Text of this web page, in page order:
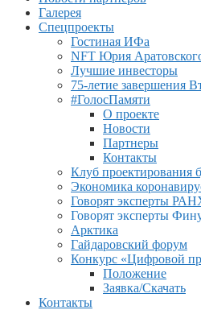
Галерея
Спецпроекты
Гостиная ИФа
NFT Юрия
Лучшие инвесторы
75-летие завершения
#ГолосПамяти
О проекте
Новости
Партнеры
Контакты
Клуб проектирования
Экономика
Говорят эксперты
Говорят эксперты
Арктика
Гайдаровский форум
Конкурс «Цифровой
Положение
Заявка/Скачать
Контакты